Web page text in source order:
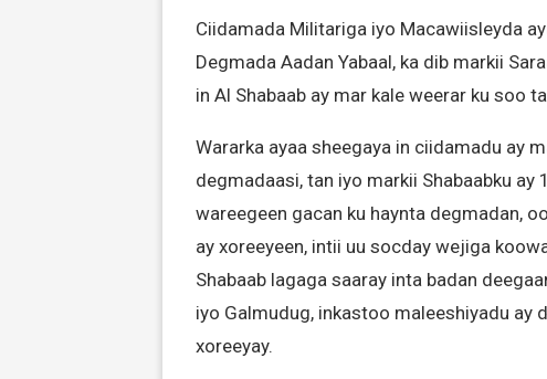
Ciidamada Militariga iyo Macawiisleyda
Degmada Aadan Yabaal, ka dib markii
in Al Shabaab ay mar kale weerar ku soo
Wararka ayaa sheegaya in ciidamadu ay
degmadaasi, tan iyo markii Shabaabku
wareegeen gacan ku haynta degmadan,
ay xoreeyeen, intii uu socday wejiga
Shabaab lagaga saaray inta badan
iyo Galmudug, inkastoo maleeshiyadu ay
xoreeyay.